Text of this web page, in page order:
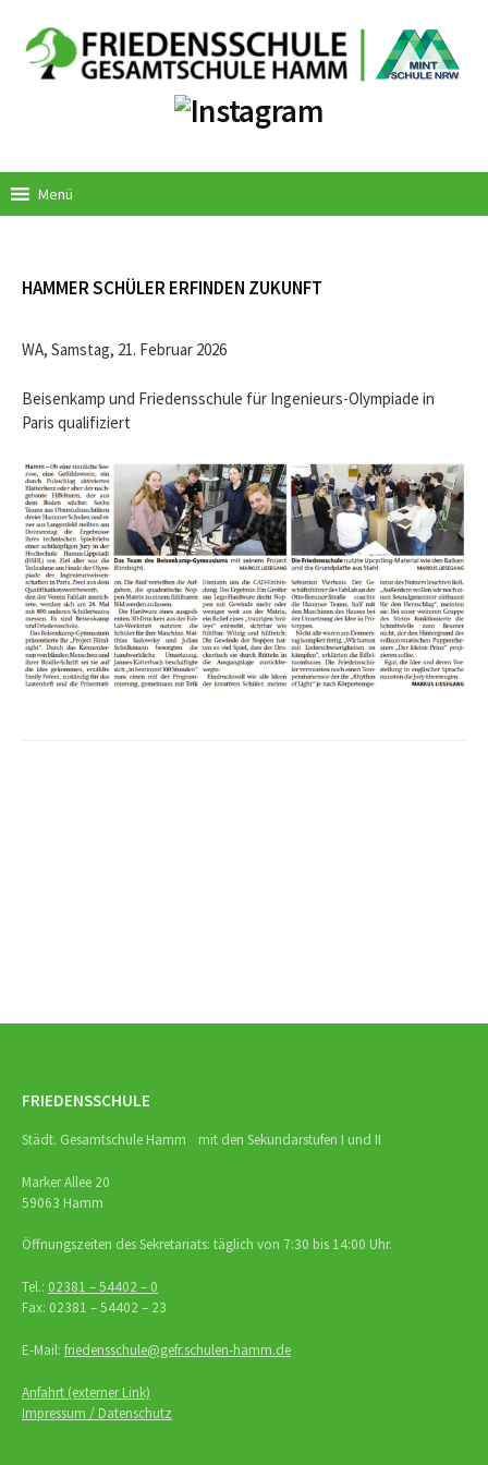
Inhalt
Menü
HAMMER SCHÜLER ERFINDEN ZUKUNFT
WA, Samstag, 21. Februar 2026
Beisenkamp und Friedensschule für Ingenieurs-Olympiade in
Paris qualifiziert
FRIEDENSSCHULE
Städt. Gesamtschule Hamm mit den Sekundarstufen I und II
Marker Allee 20
59063 Hamm
Öffnungszeiten des Sekretariats: täglich von 7:30 bis 14:00 Uhr.
Tel.: 02381 – 54402 – 0
Fax: 02381 – 54402 – 23
E-Mail: friedensschule@gefr.schulen-hamm.de
Anfahrt (externer Link)
Impressum / Datenschutz